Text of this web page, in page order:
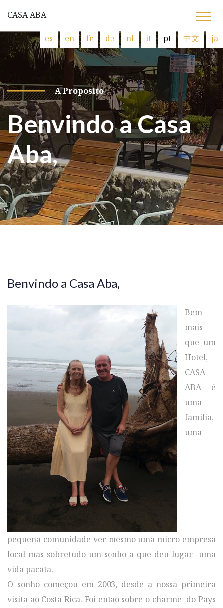
CASA ABA
es en fr de nl it pt 中文 ja
A Proposito
Benvindo a Casa
Aba,
Benvindo a Casa Aba,
Bem
mais
que um
Hotel,
CASA
ABA é
uma
familia,
uma
pequena comunidade ver mesmo uma micro empresa
local mas sobretudo um sonho a que deu lugar uma
vida pacata.
O sonho começou em 2003, desde a nossa primeira
visita ao Costa Rica. Foi entao sobre o charme do Pays